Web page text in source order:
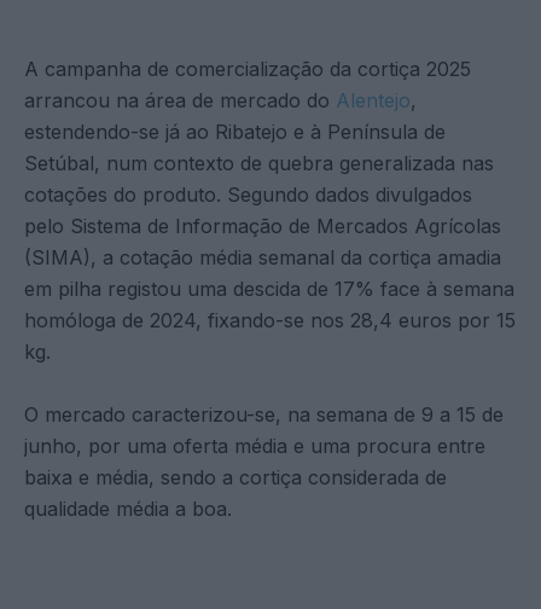
A campanha de comercialização da cortiça 2025
arrancou na área de mercado do Alentejo,
estendendo-se já ao Ribatejo e à Península de
Setúbal, num contexto de quebra generalizada nas
cotações do produto. Segundo dados divulgados
pelo Sistema de Informação de Mercados Agrícolas
(SIMA), a cotação média semanal da cortiça amadia
em pilha registou uma descida de 17% face à semana
homóloga de 2024, fixando-se nos 28,4 euros por 15
kg.
O mercado caracterizou-se, na semana de 9 a 15 de
junho, por uma oferta média e uma procura entre
baixa e média, sendo a cortiça considerada de
qualidade média a boa.